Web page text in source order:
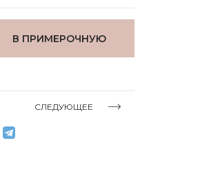
В ПРИМЕРОЧНУЮ
СЛЕДУЮЩЕЕ